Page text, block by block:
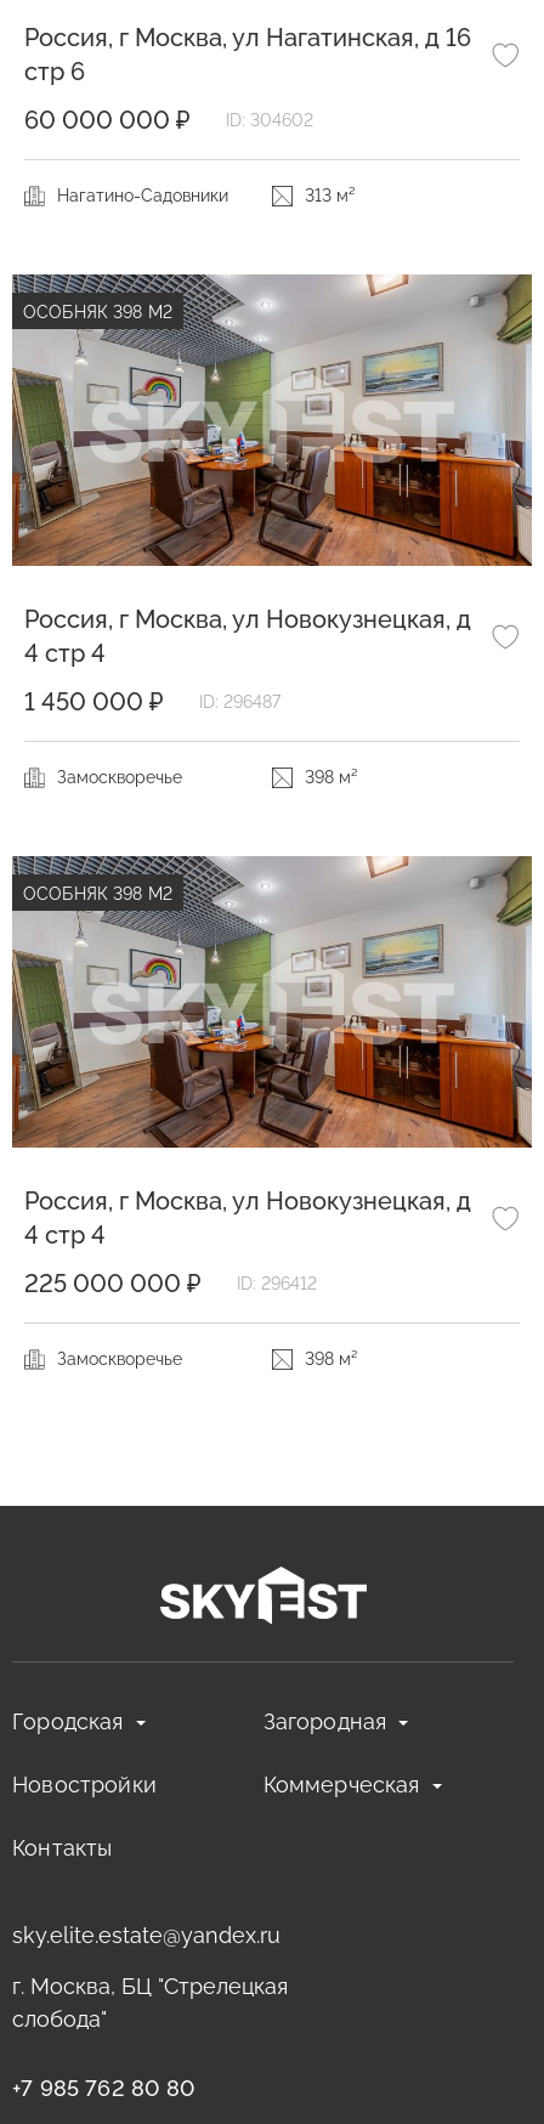
Россия, г Москва, ул Нагатинская, д 16
стр 6
60 000 000 ₽
ID: 304602
Нагатино-Садовники 313 м²
ОСОБНЯК 398 М2
Россия, г Москва, ул Новокузнецкая, д
4 стр 4
1 450 000 ₽
ID: 296487
Замоскворечье 398 м²
ОСОБНЯК 398 М2
Россия, г Москва, ул Новокузнецкая, д
4 стр 4
225 000 000 ₽
ID: 296412
Замоскворечье 398 м²
Городская Загородная
Новостройки Коммерческая
Контакты
sky.elite.estate@yandex.ru
г. Москва, БЦ "Стрелецкая
слобода"
+7 985 762 80 80